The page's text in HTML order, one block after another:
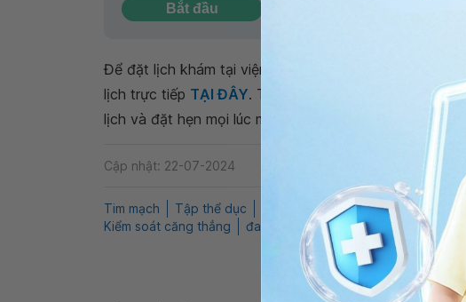
Bắt đầu
Để đặt lịch khám tại viện, Quý khách vui lòng bấm số
lịch trực tiếp TẠI ĐÂY. Tải và đặt lịch khám tự động
lịch và đặt hẹn mọi lúc mọi nơi ngay trên ứng dụng.
Cập nhật: 22-07-2024
Tim mạch Tập thể dục Chế độ dinh dưỡng Stress
Kiểm soát căng thẳng
đau tim Bệnh cơ tim liên quan đến